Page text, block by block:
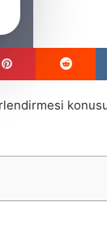
Pinterest Reddit